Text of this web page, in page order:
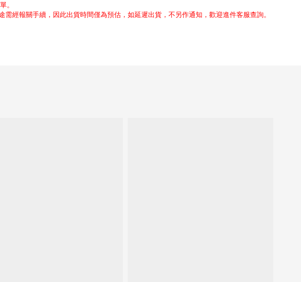
。
經報關手續，因此出貨時間僅為預估，如延遲出貨，不另作通知，歡迎進件客服查詢。